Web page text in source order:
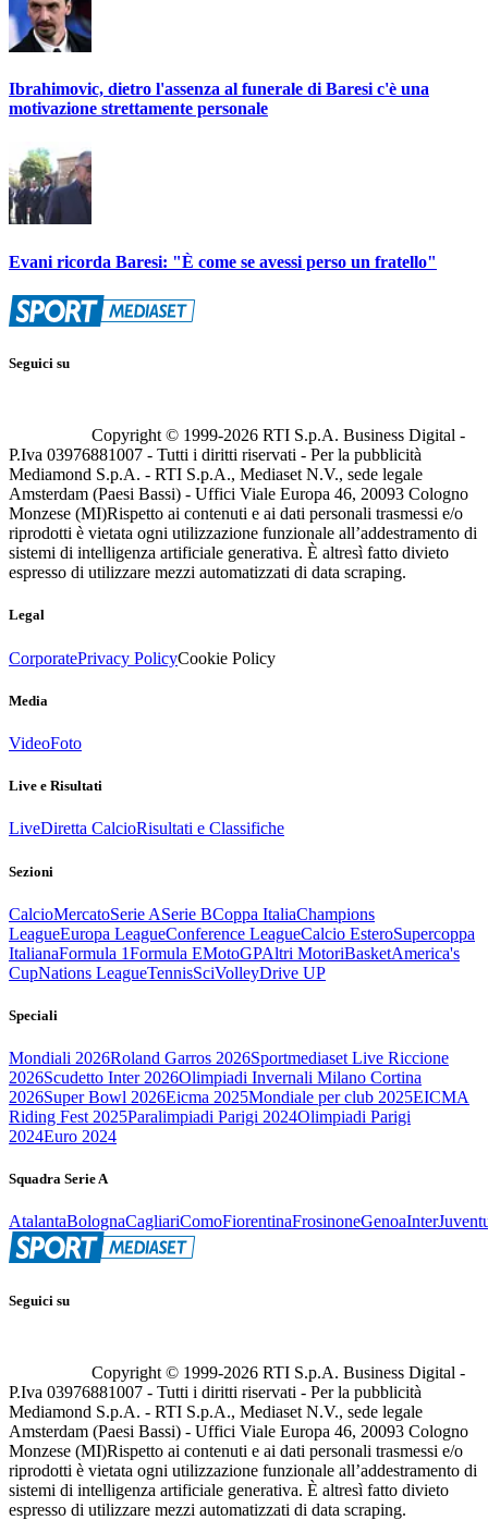
Ibrahimovic, dietro l'assenza al funerale di Baresi c'è una
motivazione strettamente personale
Evani ricorda Baresi: "È come se avessi perso un fratello"
Seguici su
Copyright © 1999-2026 RTI S.p.A. Business Digital -
P.Iva 03976881007 - Tutti i diritti riservati - Per la pubblicità
Mediamond S.p.A. - RTI S.p.A., Mediaset N.V., sede legale
Amsterdam (Paesi Bassi) - Uffici Viale Europa 46, 20093 Cologno
Monzese (MI)Rispetto ai contenuti e ai dati personali trasmessi e/o
riprodotti è vietata ogni utilizzazione funzionale all’addestramento di
sistemi di intelligenza artificiale generativa. È altresì fatto divieto
espresso di utilizzare mezzi automatizzati di data scraping.
Legal
CorporatePrivacy PolicyCookie Policy
Media
VideoFoto
Live e Risultati
LiveDiretta CalcioRisultati e Classifiche
Sezioni
CalcioMercatoSerie ASerie BCoppa ItaliaChampions
LeagueEuropa LeagueConference LeagueCalcio EsteroSupercoppa
ItalianaFormula 1Formula EMotoGPAltri MotoriBasketAmerica's
CupNations LeagueTennisSciVolleyDrive UP
Speciali
Mondiali 2026Roland Garros 2026Sportmediaset Live Riccione
2026Scudetto Inter 2026Olimpiadi Invernali Milano Cortina
2026Super Bowl 2026Eicma 2025Mondiale per club 2025EICMA
Riding Fest 2025Paralimpiadi Parigi 2024Olimpiadi Parigi
2024Euro 2024
Squadra Serie A
AtalantaBolognaCagliariComoFiorentinaFrosinoneGenoaInter
Seguici su
Copyright © 1999-2026 RTI S.p.A. Business Digital -
P.Iva 03976881007 - Tutti i diritti riservati - Per la pubblicità
Mediamond S.p.A. - RTI S.p.A., Mediaset N.V., sede legale
Amsterdam (Paesi Bassi) - Uffici Viale Europa 46, 20093 Cologno
Monzese (MI)Rispetto ai contenuti e ai dati personali trasmessi e/o
riprodotti è vietata ogni utilizzazione funzionale all’addestramento di
sistemi di intelligenza artificiale generativa. È altresì fatto divieto
espresso di utilizzare mezzi automatizzati di data scraping.